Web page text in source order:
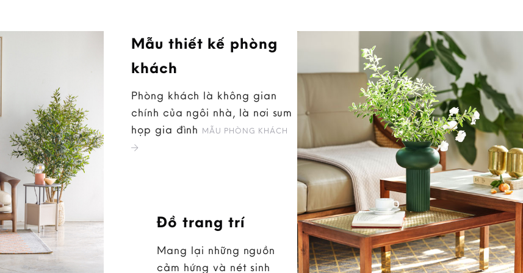
Mẫu thiết kế phòng
khách
Phòng khách là không gian
chính của ngôi nhà, là nơi sum
họp gia đình MẪU PHÒNG KHÁCH
Đồ trang trí
Mang lại những nguồn
cảm hứng và nét sinh